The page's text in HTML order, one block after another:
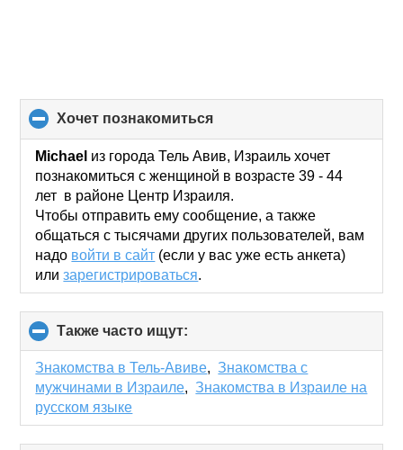
хочет познакомиться
to
collapse
contents
Michael из города Тель Авив, Израиль хочет
познакомиться с женщиной в возрасте 39 - 44
лет в районе Центр Израиля.
Чтобы отправить ему сообщение, а также
общаться с тысячами других пользователей, вам
надо войти в сайт (если у вас уже есть анкета)
илизарегистрироваться.
Также часто ищут:
to
collapse
contents
Знакомства в Тель-Авиве,Знакомства с
мужчинами в Израиле,Знакомства в Израиле на
русском языке